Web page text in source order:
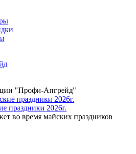
"Профи-Апгрейд"
праздники 2026г.
во время майских праздников